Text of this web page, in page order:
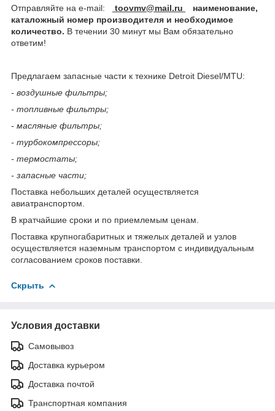
Отправляйте на e-mail: toovmv@mail.ru
наименование,
каталожный номер производителя и необходимое
количество. В течении 30 минут мы Вам обязательно
ответим!
Предлагаем запасные части к технике Detroit Diesel/MTU:
- воздушные фильтры;
- топливные фильтры;
- масляные фильтры;
- турбокомпрессоры;
- термостаты;
- запасные части;
Поставка небольших деталей осуществляется
авиатранспортом.
В кратчайшие сроки и по приемлемым ценам.
Поставка крупногабаритных и тяжелых деталей и узлов
осуществляется наземным транспортом с индивидуальным
согласованием сроков поставки.
Скрыть
Условия доставки
Самовывоз
Доставка курьером
Доставка почтой
Транспортная компания